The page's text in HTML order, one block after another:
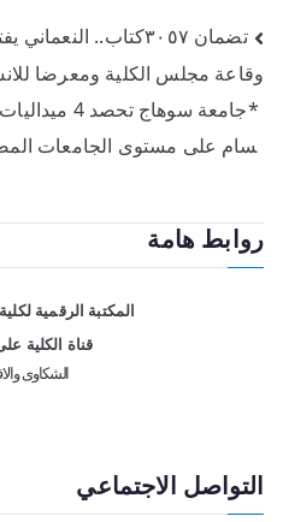
تضمان ٣٠٥٧كتاب..
وقاعة مجلس الكلية ومعرضا
*جامعة
سام على مستوى الجامعات
روابط هامة
المكتبة الرقمية
قناة الكلية
الشكاوى
التواصل الاجتماعي